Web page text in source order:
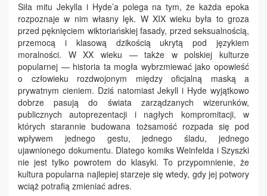
Siła mitu Jekylla i Hyde’a polega na tym, że każda epoka
rozpoznaje w nim własny lęk. W XIX wieku była to groza
przed pęknięciem wiktoriańskiej fasady, przed seksualnością,
przemocą i klasową dzikością ukrytą pod językiem
moralności. W XX wieku — także w polskiej kulturze
popularnej — historia ta mogła wybrzmiewać jako opowieść
o człowieku rozdwojonym między oficjalną maską a
prywatnym cieniem. Dziś natomiast Jekyll i Hyde wyjątkowo
dobrze pasują do świata zarządzanych wizerunków,
publicznych autoprezentacji i nagłych kompromitacji, w
których starannie budowana tożsamość rozpada się pod
wpływem jednego gestu, jednego śladu, jednego
ujawnionego dokumentu. Dlatego komiks Weinfelda i Szyszki
nie jest tylko powrotem do klasyki. To przypomnienie, że
kultura popularna najlepiej starzeje się wtedy, gdy jej potwory
wciąż potrafią zmieniać adres.